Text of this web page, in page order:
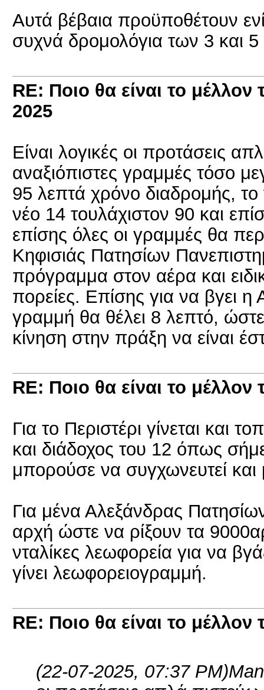
Αυτά βέβαια προϋποθέτουν
συχνά δρομολόγια των 3 και 5
RE: Ποιο θα είναι το μέλλον
2025
Είναι λογικές οι προτάσεις
αναξιόπιστες γραμμές τόσο
95 λεπτά χρόνο διαδρομής,
νέο 14 τουλάχιστον 90 και
επίσης όλες οι γραμμές θα
Κηφισιάς Πατησίων
πρόγραμμα στον αέρα και
πορείες. Επίσης για να βγει
γραμμή θα θέλει 8 λεπτό,
κίνηση στην πράξη να είναι
RE: Ποιο θα είναι το μέλλον
Για το Περιστέρι γίνεται και
και διάδοχος του 12 όπως
μπορούσε να συγχωνευτεί και
Για μένα Αλεξάνδρας
αρχή ώστε να ρίξουν τα
νταλίκες λεωφορεία για να
γίνει λεωφορειογραμμή.
RE: Ποιο θα είναι το μέλλον
(22-07-2025, 07:37 PM)